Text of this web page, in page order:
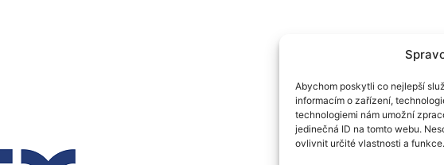
Abychom poskytli co nejlepší
informacím o zařízení,
technologiemi nám umožní
jedinečná ID na tomto webu.
ovlivnit určité vlastnosti a funkce.